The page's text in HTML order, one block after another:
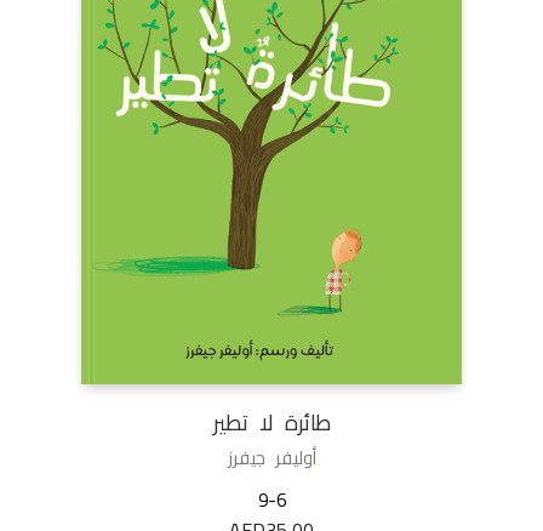
طائرة لا تطير
أوليفر جيفرز
9-6